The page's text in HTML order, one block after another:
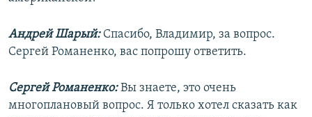
Андрей Шарый: Спасибо, Владимир, за вопрос.
Сергей Романенко, вас попрошу ответить.
Сергей Романенко:Вы знаете, это очень
многоплановый вопрос. Я только хотел сказать как